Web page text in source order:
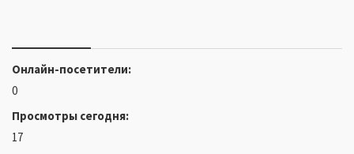
Онлайн-посетители:
0
Просмотры сегодня:
17